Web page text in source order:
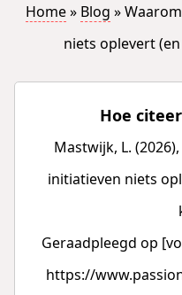
Home» Blog »
niets oplevert
Hoe
Mastwijk, L.
initiatieven niets
Geraadpleegd op
https://